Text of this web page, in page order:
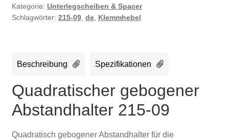
Kategorie: Unterlegscheiben & Spacer
Schlagwörter: 215-09, de, Klemmhebel
Beschreibung Spezifikationen
Quadratischer gebogener
Abstandhalter 215-09
Quadratisch gebogener Abstandhalter für die